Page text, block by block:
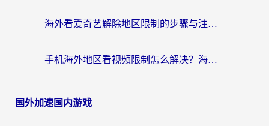
海外看爱奇艺解除地区限制的步骤与注意事项详解：留学生必看的无卡顿追剧指南
手机海外地区看视频限制怎么解决？海外党追剧看片的实用指南
国外加速国内游戏